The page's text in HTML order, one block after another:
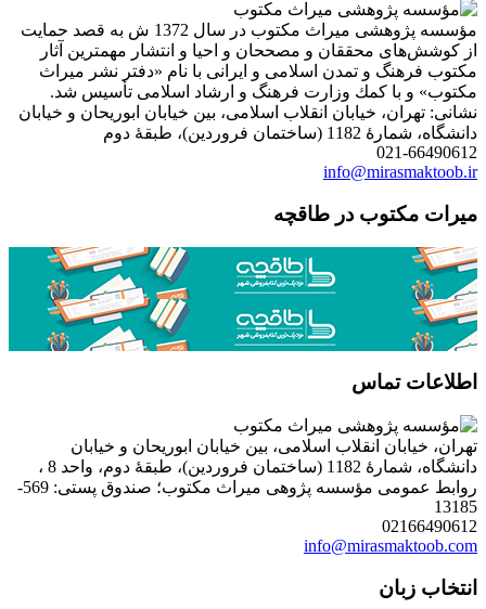
مؤسسه پژوهشی میراث مكتوب در سال 1372 ش به قصد حمایت
از كوشش‌های محققان و مصححان و احیا و انتشار مهمترین آثار
مكتوب فرهنگ و تمدن اسلامی و ایرانی با نام «دفتر نشر میراث
مكتوب» و با كمك وزارت فرهنگ و ارشاد اسلامی تأسیس شد.
نشانی: تهران، خیابان انقلاب اسلامی، بین خیابان ابوریحان و خیابان
دانشگاه، شمارۀ 1182 (ساختمان فروردین)، طبقۀ دوم
021-66490612
info@mirasmaktoob.ir
میرات مکتوب در طاقچه
اطلاعات تماس
تهران، خیابان انقلاب اسلامی، بین خیابان ابوریحان و خیابان
دانشگاه، شمارۀ 1182 (ساختمان فروردین)، طبقۀ دوم، واحد 8 ،
روابط عمومی مؤسسه پژوهی میراث مکتوب؛ صندوق پستی: 569-
13185
02166490612
info@mirasmaktoob.com
انتخاب زبان